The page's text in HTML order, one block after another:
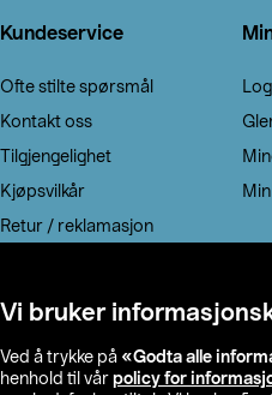
Vi bruker
Ved å trykke på «Godta alle
henhold til vår policy for
Kundeservice
Ofte stilte spørsmål
Kontakt oss
Tilgjengelighet
Kjøpsvilkår
Retur / reklamasjon